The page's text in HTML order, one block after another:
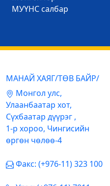
МУҮНС салбар
МАНАЙ ХАЯГ/ТӨВ БАЙР/
Mонгол улс,
Улаанбаатар хот,
Сүхбаатар дүүрэг ,
1-р хороо, Чингисийн
өргөн чөлөө-4
Факс: (+976-11) 323 100